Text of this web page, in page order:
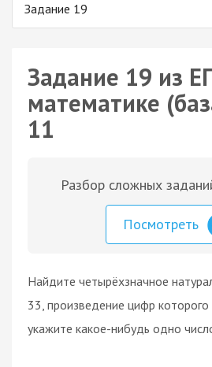
Задание 19
Задание 19 из
математике
11
Разбор сложных
Посмотреть
Найдите четырёхзначное
33, произведение цифр
укажите какое-нибудь одно